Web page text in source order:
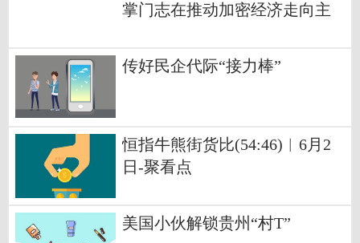
掌门志在推动加密经济走向主
传好民企代际“接力棒”
恒指牛熊街货比(54:46)︱6月2
日-聚看点
美国小伙解锁贵州“村T”